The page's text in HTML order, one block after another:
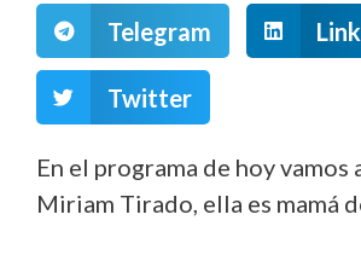
Telegram
Twitter
En el programa de hoy vamos
Miriam Tirado, ella es mamá